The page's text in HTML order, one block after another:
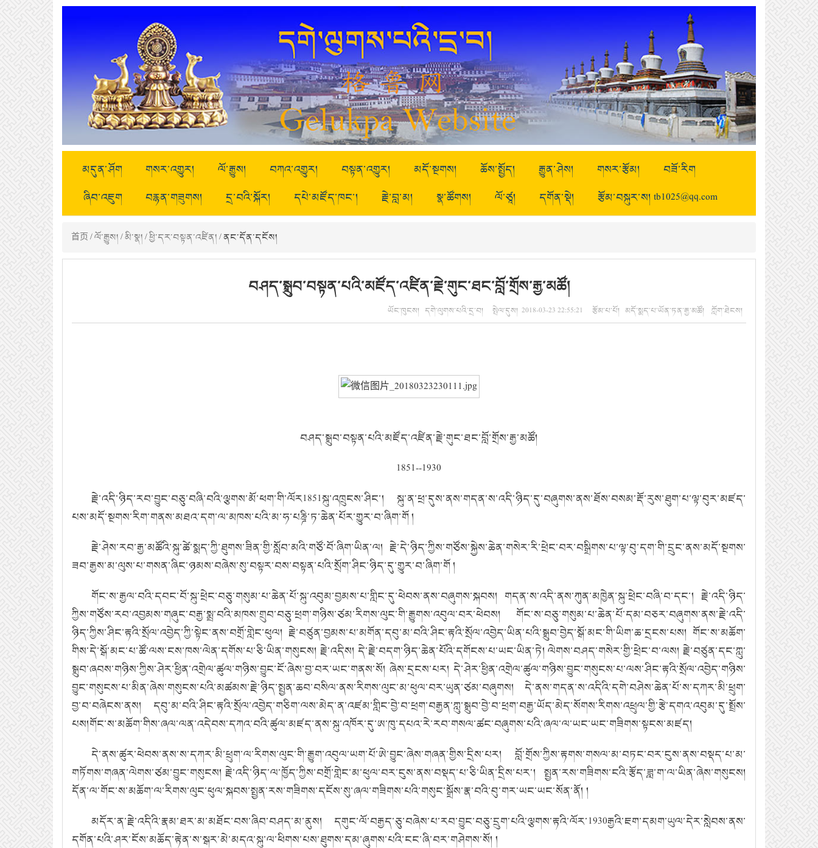
མདུན་ཤོག གསར་འགྱུར། ལོ་རྒྱུས། བཀའ་འགྱུར། བསྟན་འགྱུར། མདོ་སྔགས། ཆོས་སྤྱོད། རྒྱུན་ཤེས། གསར་རྩོམ།
བཟོ་རིག
ཞིབ་འཇུག
བརྙན་གཟུགས། དྲ་བའི་སྐོར། དཔེ་མཛོད་ཁང་། རྗེ་བླ་མ། སྣ་ཚོགས། ལོ་ཙཱ། དགོན་སྡེ། རྩོམ་བསྐུར་ས། tb1025@qq.com
首页/ལོ་རྒྱུས།/མི་སྣ།/ཕྱི་དར་བསྟན་འཛིན།/ ནང་དོན་དངོས།
བཤད་སྒྲུབ་བསྟན་པའི་མཛོད་འཛིན་རྗེ་གུང་ཐང་བློ་གྲོས་རྒྱ་མཚོ།
ཡོང་ཁུངས། དགེ་ལུགས་པའི་དྲ་བ། སྤེལ་དུས། 2018-03-23 22:55:21 རྩོམ་པ་པོ། མདོ་སྨད་པ་ཡོན་ཏན་རྒྱ་མཚོ། ཀློག་ཐེངས།
བཤད་སྒྲུབ་བསྟན་པའི་མཛོད་འཛིན་རྗེ་གུང་ཐང་བློ་གྲོས་རྒྱ་མཚོ།
1851--1930
རྗེ་འདི་ཉིད་རབ་བྱུང་བཅུ་བཞི་བའི་ལྕགས་མོ་ཕག་གི་ལོར1851སྐུ་འཁྲུངས་ཤིང་། སྐུ་ན་ཕྲ་དུས་ནས་གདན་ས་འདི་ཉིད་དུ་བཞུགས་ནས་ཐོས་བསམ་རྡོ་རུས་ཐུག་པ་ལྟ་བུར་མཛད་
པས་མདོ་སྔགས་རིག་གནས་མཐའ་དག་ལ་མཁས་པའི་མ་ཧ་པཎྜི་ཏ་ཆེན་པོར་གྱུར་བ་ཞིག་གོ །
རྗེ་ཤེས་རབ་རྒྱ་མཚོའི་སྐུ་ཚེ་སྨད་ཀྱི་ཐུགས་ཟིན་གྱི་སློབ་མའི་གཙོ་བོ་ཞིག་ཡིན་ལ། རྗེ་དེ་ཉིད་ཀྱིས་གཙོས་སྐྱེས་ཆེན་གསེར་རི་ཕྲེང་བར་བསྒྲིགས་པ་ལྟ་བུ་དག་གི་དྲུང་ནས་མདོ་སྔགས་
ཟབ་རྒྱས་མ་ལུས་པ་གསན་ཞིང་ཉམས་བཞེས་སུ་བསྟར་བས་བསྟན་པའི་སྲོག་ཤིང་ཉིད་དུ་གྱུར་བ་ཞིག་གོ །
གོང་ས་རྒྱལ་བའི་དབང་བོ་སྐུ་ཕྲེང་བཅུ་གསུམ་པ་ཆེན་པོ་སྐུ་འབུམ་བྱམས་པ་གླིང་དུ་ཕེབས་ནས་བཞུགས་སྐབས། གདན་ས་འདི་ནས་ཀུན་མཁྱེན་སྐུ་ཕྲེང་བཞི་བ་དང་། རྗེ་འདི་ཉིད་
ཀྱིས་གཙོས་རབ་འབྱམས་གཞུང་བརྒྱ་སྨྲ་བའི་མཁས་གྲུབ་བཅུ་ཕྲག་གཉིས་ཙམ་རིགས་ལུང་གི་རྒྱུགས་འབུལ་བར་ཕེབས། གོང་ས་བཅུ་གསུམ་པ་ཆེན་པོ་དམ་བཅར་བཞུགས་ནས་རྗེ་འདི་
ཉིད་ཀྱིས་ཤིང་རྟའི་སྲོལ་འབྱེད་ཀྱི་སྟེང་ནས་བགྲོ་གླེང་ཕུལ། རྗེ་བཙུན་བྱམས་པ་མགོན་དབུ་མ་བའི་ཤིང་རྟའི་སྲོལ་འབྱེད་ཡིན་པའི་སྒྲུབ་བྱེད་སྒོ་མང་གི་ཡིག་ཆ་དྲངས་པས། གོང་ས་མཆོག་
གིས་དེ་སྒོ་མང་པ་ཚོ་ལས་ངས་ཁས་ལེན་དགོས་པ་ཅི་ཡིན་གསུངས། རྗེ་འདིས། དེ་རྗེ་བདག་ཉིད་ཆེན་པོའི་དགོངས་པ་ཡང་ཡིན་ཏེ། ལེགས་བཤད་གསེར་གྱི་ཕྲེང་བ་ལས། རྗེ་བཙུན་དང་ཀླུ་
སྒྲུབ་ཞབས་གཉིས་ཀྱིས་ཤེར་ཕྱིན་འགྲེལ་ཚུལ་གཉིས་བྱུང་ངོ་ཞེས་བྱ་བར་ཡང་གནས་སོ། ཞེས་དྲངས་པར། དེ་ཤེར་ཕྱིན་འགྲེལ་ཚུལ་གཉིས་བྱུང་གསུངས་པ་ལས་ཤིང་རྟའི་སྲོལ་འབྱེད་གཉིས་
བྱུང་གསུངས་པ་མིན་ཞེས་གསུངས་པའི་མཚམས་རྗེ་ཉིད་སྤྱན་ཆབ་བསིལ་ནས་རིགས་ལུང་མ་ཕུལ་བར་ཡུན་ཙམ་བཞུགས། དེ་ནས་གདན་ས་འདིའི་དགེ་བཤེས་ཆེན་པོ་ས་དཀར་མི་ཕྲུག་
བྱ་བ་བཞེངས་ནས། དབུ་མ་བའི་ཤིང་རྟའི་སྲོལ་འབྱེད་གཅིག་ལས་མེད་ན་འཛམ་གླིང་བྱེ་བ་ཕྲག་བརྒྱན་ཀླུ་སྒྲུབ་བྱེ་བ་ཕྲག་བརྒྱ་ཡོད་མེད་སོགས་རིགས་འཕྲུལ་གྱི་རྩེ་དགའ་འབུམ་དུ་སྤྲོས་
པས།གོང་ས་མཆོག་གིས་ཞལ་ལན་འདེབས་དཀའ་བའི་ཚུལ་མཛད་ནས་སྐུ་འཁོར་དུ་ཨ་ཁུ་དཔའ་རེ་རབ་གསལ་ཚང་བཞུགས་པའི་ཞལ་ལ་ཡང་ཡང་གཟིགས་སྟངས་མཛད།
དེ་ནས་ཚུར་ཕེབས་ནས་ས་དཀར་མི་ཕྲུག་ལ་རིགས་ལུང་གི་རྒྱུག་འབུལ་ཡག་པོ་ཨེ་བྱུང་ཞེས་གཞན་གྱིས་དྲིས་པར། བློ་གྲོས་ཀྱིས་རྟགས་གསལ་མ་བཏང་བར་ངུས་ནས་བསྡད་པ་མ་
གཏོགས་གཞན་ལེགས་ཙམ་བྱུང་གསུངས། རྗེ་འདི་ཉིད་ལ་ཁྱོད་ཀྱིས་བགྲོ་གླེང་མ་ཕུལ་བར་ངུས་ནས་བསྡད་པ་ཅི་ཡིན་དྲིས་པར་། སྤྱན་རས་གཟིགས་ངའི་རྩོད་ཟླ་ག་ལ་ཡིན་ཞེས་གསུངས།
དོན་ལ་གོང་ས་མཆོག་ལ་རིགས་ལུང་ཕུལ་སྐབས་སྤྱན་རས་གཟིགས་དངོས་སུ་ཞལ་གཟིགས་པའི་གསུང་སྒྲོས་རྣ་བའི་བུ་གར་ཡང་ཡང་སོན་ནོ། །
མདོར་ན་རྗེ་འདིའི་རྣམ་ཐར་མ་མཐོང་བས་ཞིབ་བཤད་མ་ནུས། དགུང་ལོ་བརྒྱད་ཅུ་བཞེས་པ་རབ་བྱུང་བཅུ་དྲུག་པའི་ལྕགས་རྟའི་ལོར་1930རྒྱའི་ཇག་དམག་ཡུལ་དེར་སླེབས་ནས་
དགོན་པའི་ཤར་ངོས་མཆོད་རྟེན་ས་སྒར་མེ་མདའ་སྐུ་ལ་ཕིགས་པས་ཐུགས་དམ་ཞུགས་པའི་ངང་ཞི་བར་གཤེགས་སོ། །